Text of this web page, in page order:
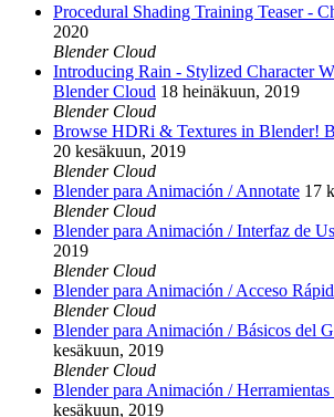
Procedural Shading Training Teaser -
2020
Blender Cloud
Introducing Rain - Stylized Character
Blender Cloud 18 heinäkuun, 2019
Blender Cloud
Browse HDRi & Textures in Blender!
20 kesäkuun, 2019
Blender Cloud
Blender para Animación / Annotate 17
Blender Cloud
Blender para Animación / Interfaz de
2019
Blender Cloud
Blender para Animación / Acceso
Blender Cloud
Blender para Animación / Básicos del
kesäkuun, 2019
Blender Cloud
Blender para Animación /
kesäkuun, 2019